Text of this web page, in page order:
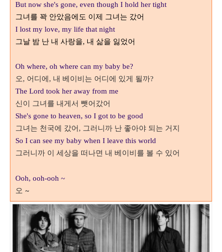
But now she's gone, even though I hold her tight
그녀를 꽉 안았음에도 이제 그녀는 갔어
I lost my love, my life that night
그날 밤 난 내 사랑을, 내 삶을 잃었어
Oh where, oh where can my baby be?
오, 어디에, 내 베이비는 어디에 있게 될까?
The Lord took her away from me
신이 그녀를 내게서 뺏어갔어
She's gone to heaven, so I got to be good
그녀는 천국에 갔어, 그러니까 난 좋아야 되는 거지
So I can see my baby when I leave this world
그러니까 이 세상을 떠나면 내 베이비를 볼 수 있어
Ooh, ooh-ooh ~
오 ~